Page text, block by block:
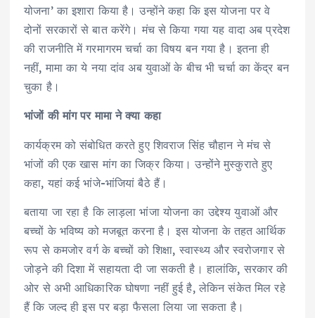
योजना’ का इशारा किया है। उन्होंने कहा कि इस योजना पर वे
दोनों सरकारों से बात करेंगे। मंच से किया गया यह वादा अब प्रदेश
की राजनीति में गरमागरम चर्चा का विषय बन गया है। इतना ही
नहीं, मामा का ये नया दांव अब युवाओं के बीच भी चर्चा का केंद्र बन
चुका है।
भांजों की मांग पर मामा ने क्या कहा
कार्यक्रम को संबोधित करते हुए शिवराज सिंह चौहान ने मंच से
भांजों की एक खास मांग का जिक्र किया। उन्होंने मुस्कुराते हुए
कहा, यहां कई भांजे-भांजियां बैठे हैं।
बताया जा रहा है कि लाड़ला भांजा योजना का उद्देश्य युवाओं और
बच्चों के भविष्य को मजबूत करना है। इस योजना के तहत आर्थिक
रूप से कमजोर वर्ग के बच्चों को शिक्षा, स्वास्थ्य और स्वरोजगार से
जोड़ने की दिशा में सहायता दी जा सकती है। हालांकि, सरकार की
ओर से अभी आधिकारिक घोषणा नहीं हुई है, लेकिन संकेत मिल रहे
हैं कि जल्द ही इस पर बड़ा फैसला लिया जा सकता है।